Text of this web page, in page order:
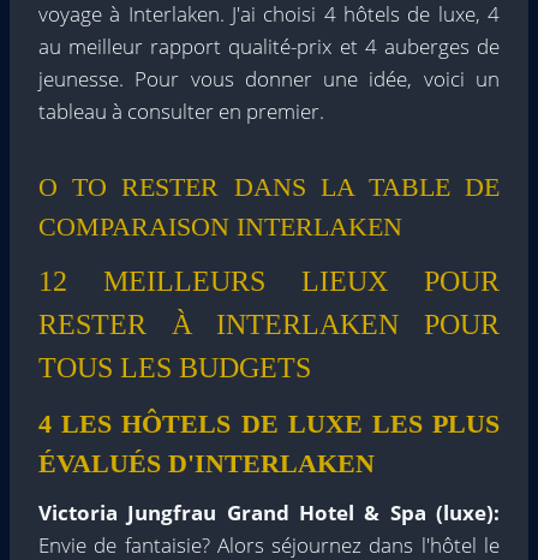
voyage à Interlaken. J'ai choisi 4 hôtels de luxe, 4
au meilleur rapport qualité-prix et 4 auberges de
jeunesse. Pour vous donner une idée, voici un
tableau à consulter en premier.
O TO RESTER DANS LA TABLE DE
COMPARAISON INTERLAKEN
12 MEILLEURS LIEUX POUR
RESTER À INTERLAKEN POUR
TOUS LES BUDGETS
4 LES HÔTELS DE LUXE LES PLUS
ÉVALUÉS D'INTERLAKEN
Victoria Jungfrau Grand Hotel & Spa (luxe):
Envie de fantaisie? Alors séjournez dans l'hôtel le